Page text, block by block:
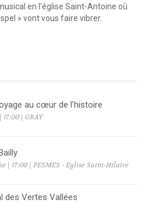
en l’église Saint-Antoine où
» vont vous faire vibrer.
au cœur de l’histoire
| GRAY
| 17:00 | PESMES - Eglise Saint-Hilaire
des Vertes Vallées